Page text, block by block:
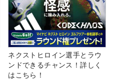
ネクストヒロイン選手とラウ
ンドできるチャンス！詳しく
はこちら！